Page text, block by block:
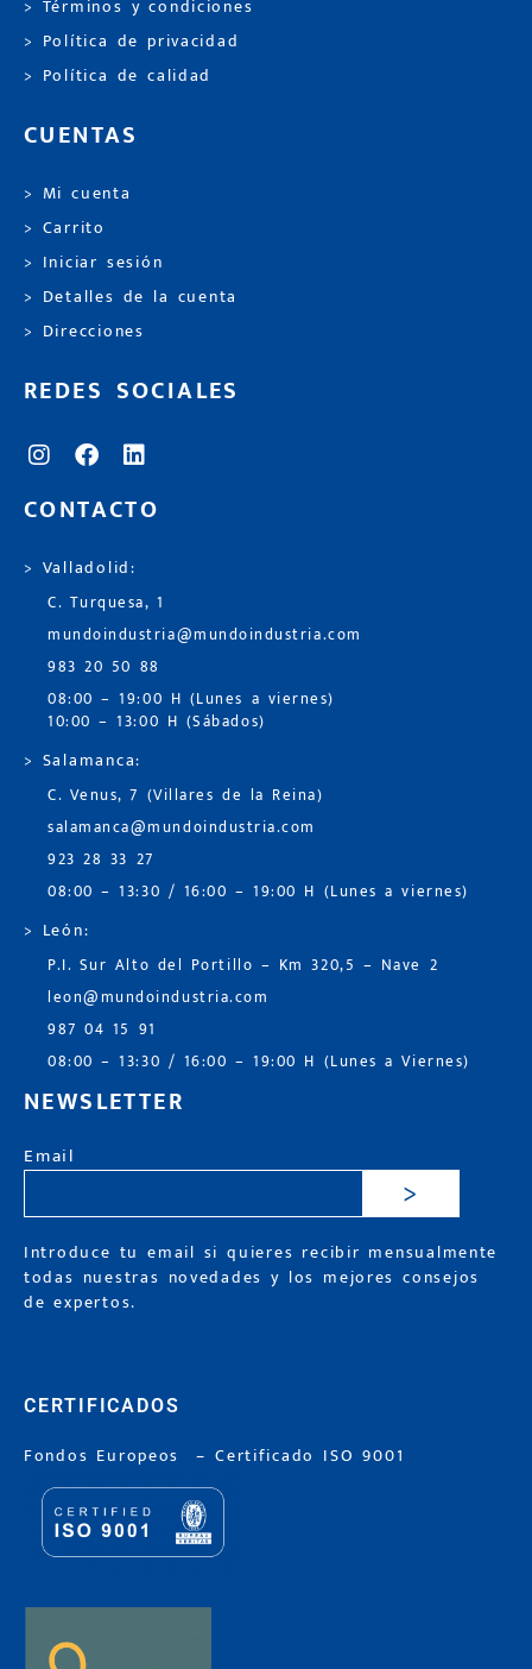
> Términos y condiciones
> Política de privacidad
> Política de calidad
CUENTAS
> Mi cuenta
> Carrito
> Iniciar sesión
> Detalles de la cuenta
> Direcciones
REDES SOCIALES
CONTACTO
> Valladolid:
C. Turquesa, 1
mundoindustria@mundoindustria.com
983 20 50 88
08:00 – 19:00 H (Lunes a viernes)
10:00 – 13:00 H (Sábados)
> Salamanca:
C. Venus, 7 (Villares de la Reina)
salamanca@mundoindustria.com
923 28 33 27
08:00 – 13:30 / 16:00 – 19:00 H (Lunes a viernes)
> León:
P.I. Sur Alto del Portillo – Km 320,5 – Nave 2
leon@mundoindustria.com
987 04 15 91
08:00 – 13:30 / 16:00 – 19:00 H (Lunes a Viernes)
NEWSLETTER
Email
>
Introduce tu email si quieres recibir mensualmente
todas nuestras novedades y los mejores consejos
de expertos.
CERTIFICADOS
Fondos Europeos –Certificado ISO 9001